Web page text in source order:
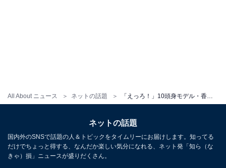
All About ニュース ネットの話題
ネットの話題
国内外のSNSで話題の人＆トピックをタイムリーにお届けします。知ってる
だけでちょっと得する、なんだか楽しい気分になれる、ネット発「知ら（な
きゃ）損」ニュースが盛りだくさん。